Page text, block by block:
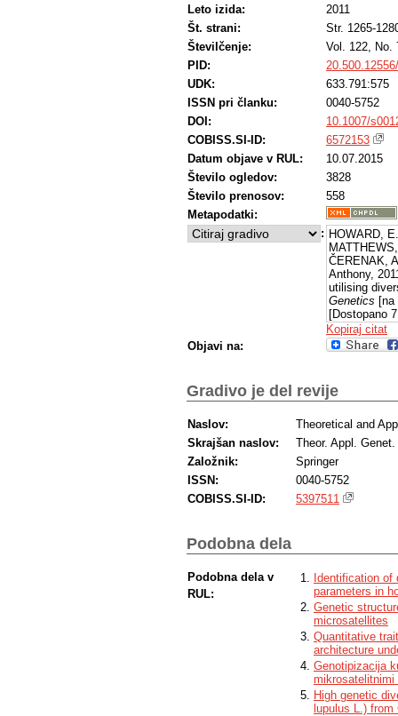
Leto izida:
2011
Št. strani:
Str. 1265-
Številčenje:
Vol. 122, No.
PID:
UDK:
633.791:575
ISSN pri članku:
0040-5752
DOI:
10.1007/
COBISS.SI-ID:
6572153
Datum objave v RUL:
10.07.2015
Število ogledov:
3828
Število prenosov:
558
Metapodatki:
: HOWARD,
ČERENAK,
Anthony,
utilising
Genetics
[Dostopano
Pridobljeno
Kopiraj citat
Objavi na:
Gradivo je del revije
Naslov:
Theoretical and
Skrajšan naslov:
Theor. Appl. Genet.
Založnik:
Springer
ISSN:
0040-5752
COBISS.SI-ID:
5397511
Podobna dela
Podobna dela v
RUL:
Identification
parameters in
Genetic
microsatellites
Quantitative
architecture
Genotipizacija
mikrosatelitnimi
High genetic
lupulus L.) from